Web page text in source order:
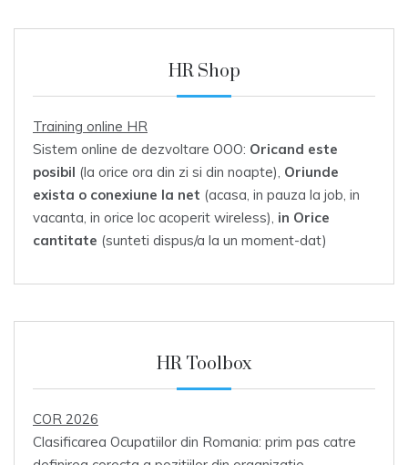
HR Shop
Training online HR
Sistem online de dezvoltare OOO: Oricand este
posibil (la orice ora din zi si din noapte), Oriunde
exista o conexiune la net (acasa, in pauza la job, in
vacanta, in orice loc acoperit wireless), in Orice
cantitate (sunteti dispus/a la un moment-dat)
HR Toolbox
COR 2026
Clasificarea Ocupatiilor din Romania: prim pas catre